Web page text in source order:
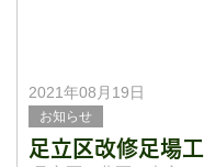
2021年08月19日
お知らせ
足立区改修足場